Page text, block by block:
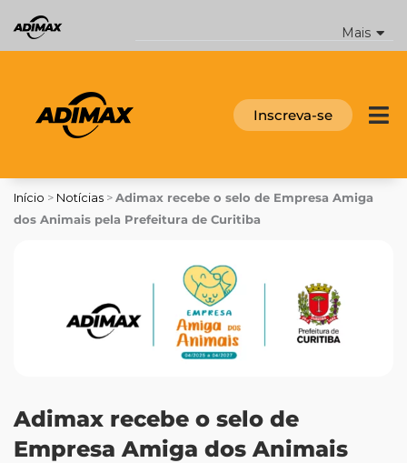
para
o
Mais
Inscreva-se
Início > Notícias > Adimax recebe o selo de Empresa Amiga
dos Animais pela Prefeitura de Curitiba
Adimax recebe o selo de
Empresa Amiga dos Animais